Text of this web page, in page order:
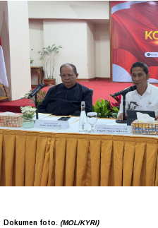
Dokumen foto. (MOL/KYRI)